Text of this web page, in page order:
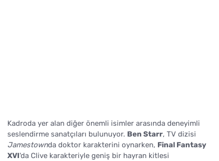
Kadroda yer alan diğer önemli isimler arasında deneyimli
seslendirme sanatçıları bulunuyor. Ben Starr, TV dizisi
Jamestownda doktor karakterini oynarken, Final Fantasy
XVI'da Clive karakteriyle geniş bir hayran kitlesi